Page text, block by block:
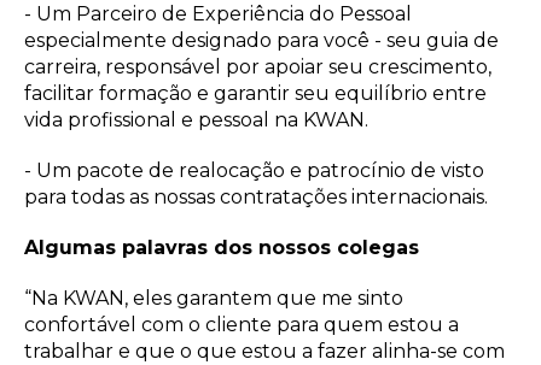
- Um Parceiro de Experiência do Pessoal
especialmente designado para você - seu guia de
carreira, responsável por apoiar seu crescimento,
facilitar formação e garantir seu equilíbrio entre
vida profissional e pessoal na KWAN.
- Um pacote de realocação e patrocínio de visto
para todas as nossas contratações internacionais.
Algumas palavras dos nossos colegas
“Na KWAN, eles garantem que me sinto
confortável com o cliente para quem estou a
trabalhar e que o que estou a fazer alinha-se com